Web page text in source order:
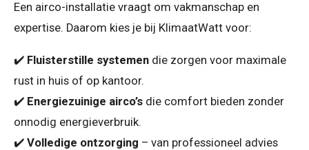
Een airco-installatie vraagt om vakmanschap en
expertise. Daarom kies je bij KlimaatWatt voor:
✔️ Fluisterstille systemen die zorgen voor maximale
rust in huis of op kantoor.
✔️ Energiezuinige airco’s die comfort bieden zonder
onnodig energieverbruik.
✔️ Volledige ontzorging – van professioneel advies